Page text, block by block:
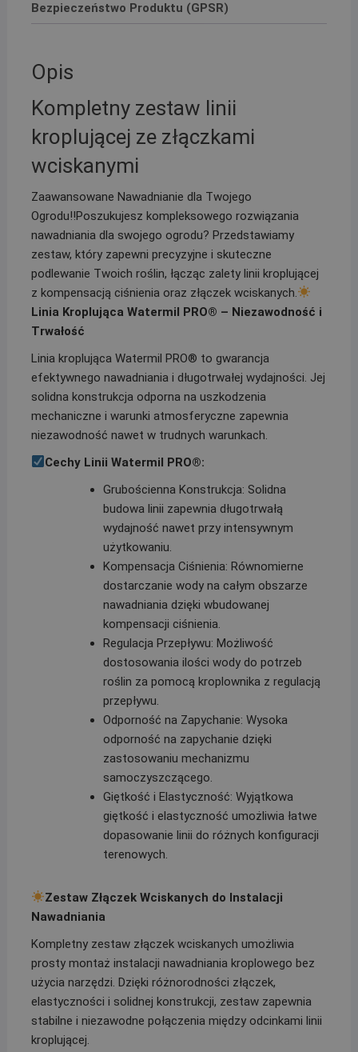
Bezpieczeństwo Produktu (GPSR)
Opis
Kompletny zestaw linii
kroplującej ze złączkami
wciskanymi
Zaawansowane Nawadnianie dla Twojego
Ogrodu!!Poszukujesz kompleksowego rozwiązania
nawadniania dla swojego ogrodu? Przedstawiamy
zestaw, który zapewni precyzyjne i skuteczne
podlewanie Twoich roślin, łącząc zalety linii kroplującej
z kompensacją ciśnienia oraz złączek wciskanych.
Linia Kroplująca Watermil PRO® – Niezawodność i
Trwałość
Linia kroplująca Watermil PRO® to gwarancja
efektywnego nawadniania i długotrwałej wydajności. Jej
solidna konstrukcja odporna na uszkodzenia
mechaniczne i warunki atmosferyczne zapewnia
niezawodność nawet w trudnych warunkach.
Cechy Linii Watermil PRO®:
Grubościenna Konstrukcja: Solidna
budowa linii zapewnia długotrwałą
wydajność nawet przy intensywnym
użytkowaniu.
Kompensacja Ciśnienia: Równomierne
dostarczanie wody na całym obszarze
nawadniania dzięki wbudowanej
kompensacji ciśnienia.
Regulacja Przepływu: Możliwość
dostosowania ilości wody do potrzeb
roślin za pomocą kroplownika z regulacją
przepływu.
Odporność na Zapychanie: Wysoka
odporność na zapychanie dzięki
zastosowaniu mechanizmu
samoczyszczącego.
Giętkość i Elastyczność: Wyjątkowa
giętkość i elastyczność umożliwia łatwe
dopasowanie linii do różnych konfiguracji
terenowych.
Zestaw Złączek Wciskanych do Instalacji
Nawadniania
Kompletny zestaw złączek wciskanych umożliwia
prosty montaż instalacji nawadniania kroplowego bez
użycia narzędzi. Dzięki różnorodności złączek,
elastyczności i solidnej konstrukcji, zestaw zapewnia
stabilne i niezawodne połączenia między odcinkami linii
kroplującej.